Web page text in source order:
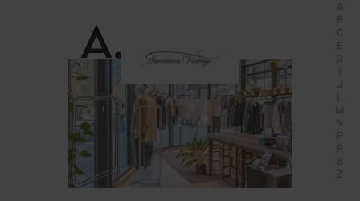
A
B
C
E
G
J
L
M
N
P
R
S
Z
A.